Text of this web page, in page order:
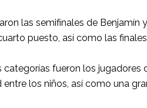
las semifinales de
puesto, así como las
fueron los jugadores
los niños, así como una